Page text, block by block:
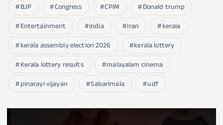
BJP Congress CPIM
Donald trump
Entertainment
india Iran
kerala
kerala assembly election 2026
kerala lottery
Kerala lottery results
malayalam cinema
pinarayi vijayan
Sabarimala udf